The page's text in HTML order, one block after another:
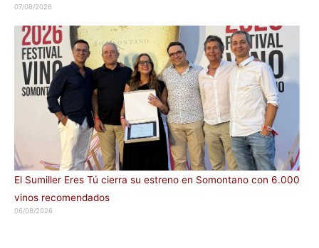
07/08/2026
El Sumiller Eres Tú cierra su estreno en Somontano con 6.000
vinos recomendados
06/08/2026